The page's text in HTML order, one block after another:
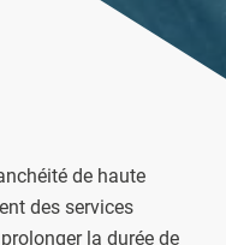
de haute
des services
la durée de